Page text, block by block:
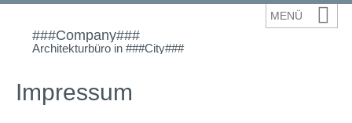
###Company###
Architekturbüro in ###City###
Impressum